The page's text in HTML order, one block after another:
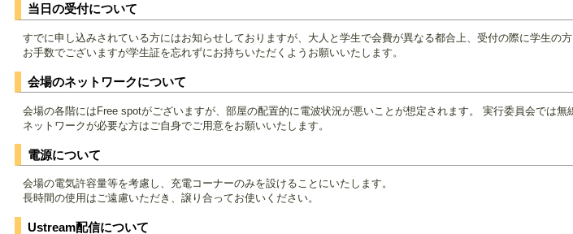
当日の受付について
すでに申し込みされている方にはお知らせしておりますが、大人と学生で会費が異なる都合上、受付の際に学生の
お手数でございますが学生証を忘れずにお持ちいただくようお願いいたします。
会場のネットワークについて
会場の各階にはFree spotがございますが、部屋の配置的に電波状況が悪いことが想定されます。 実行委員会では無
ネットワークが必要な方はご自身でご用意をお願いいたします。
電源について
会場の電気許容量等を考慮し、充電コーナーのみを設けることにいたします。
長時間の使用はご遠慮いただき、譲り合ってお使いください。
Ustream配信について